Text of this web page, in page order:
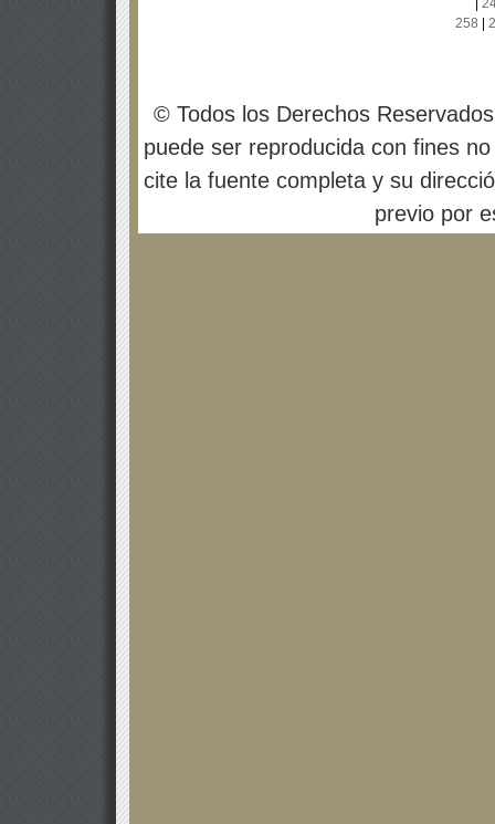
258
© Todos los Derechos
puede ser reproducida con fines
cite la fuente completa y su
previo por